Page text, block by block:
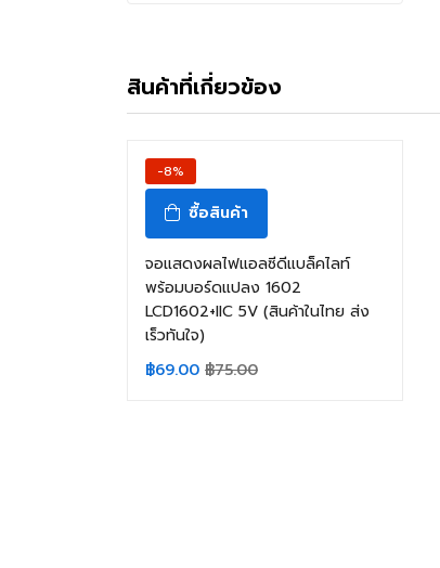
สินค้าที่เกี่ยวข้อง
-8%
ซื้อสินค้า
จอแสดงผลไฟแอลซีดีแบล็คไลท์
พร้อมบอร์ดแปลง 1602
LCD1602+IIC 5V (สินค้าในไทย ส่ง
เร็วทันใจ)
฿69.00 ฿75.00